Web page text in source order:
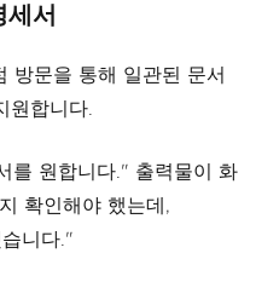
서
방문을 통해 일관된 문서
원합니다.
를 원합니다." 출력물이 화
확인해야 했는데,
니다."